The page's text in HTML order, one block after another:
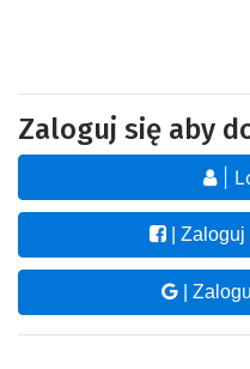
Zaloguj się aby
|
|
|